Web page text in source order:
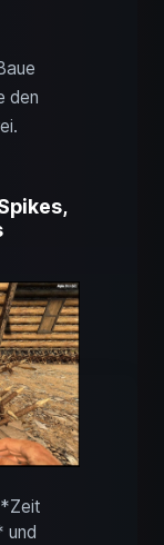
den
und